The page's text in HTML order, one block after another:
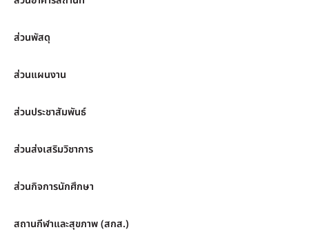
ส่วนพัสดุ
ส่วนแผนงาน
ส่วนประชาสัมพันธ์
ส่วนส่งเสริมวิชาการ
ส่วนกิจการนักศึกษา
สถานกีฬาและสุขภาพ (สกส.)